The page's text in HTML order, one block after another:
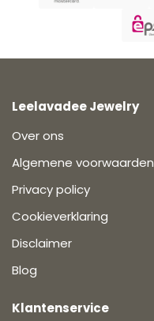
Leelavadee Jewelry
Over ons
Algemene voorwaarden
Privacy policy
Cookieverklaring
Disclaimer
Blog
Klantenservice